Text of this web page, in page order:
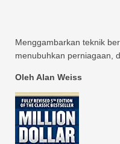
Menggambarkan teknik
menubuhkan perniagaan,
Oleh Alan Weiss